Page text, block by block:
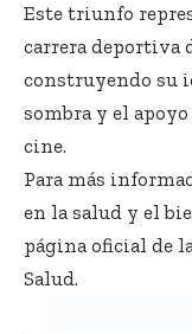
Este triunfo
carrera deportiva
construyendo su
sombra y el
cine.
Para más
en la salud y el
página oficial de
Salud.